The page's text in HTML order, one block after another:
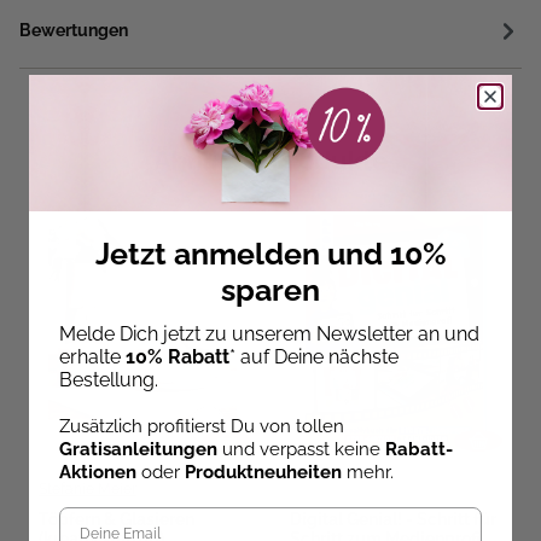
Bewertungen
Ähnliche Produkte
Töpfern & Glasieren
Digital Genial! - Schritt für
Jetzt anmelden und 10%
sparen
Melde Dich jetzt zu unserem Newsletter an und
erhalte 10% Rabatt* auf Deine nächste
Bestellung.
Zusätzlich profitierst Du von tollen
Gratisanleitungen und verpasst keine Rabatt-
Aktionen oder Produktneuheiten mehr.